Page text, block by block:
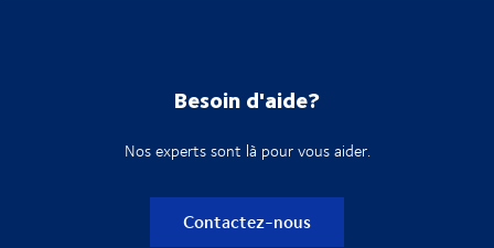
Besoin d'aide?
Nos experts sont là pour vous aider.
Contactez-nous